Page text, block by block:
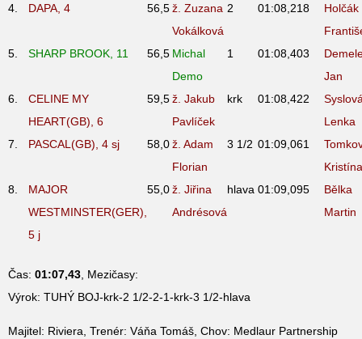
4.
DAPA, 4 56,5ž. Zuzana
Vokálková
2 01:08,218
Holčák
5.
SHARP BROOK, 11 56,5 Michal
Demo
1 01:08,403
Jan
6.
CELINE MY
HEART(GB), 6
59,5ž. Jakub
Pavlíček
krk 01:08,422
Lenka
7.
PASCAL(GB), 4 sj 58,0ž. Adam
Florian
3 1/2 01:09,061
Kristína
8.
MAJOR
WESTMINSTER(GER),
5 j
55,0ž. Jiřina
Andrésová
hlava 01:09,095
Bělka
Martin
Čas: 01:07,43, Mezičasy:
Výrok: TUHÝ BOJ-krk-2 1/2-2-1-krk-3 1/2-hlava
Majitel: Riviera, Trenér: Váňa Tomáš, Chov: Medlaur Partnership